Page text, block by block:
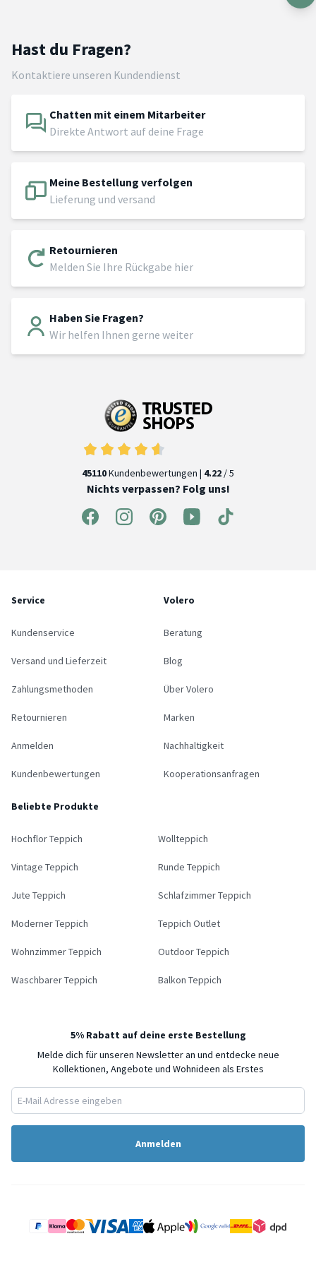
Hast du Fragen?
Kontaktiere unseren Kundendienst
Chatten mit einem Mitarbeiter
Direkte Antwort auf deine Frage
Meine Bestellung verfolgen
Lieferung und versand
Retournieren
Melden Sie Ihre Rückgabe hier
Haben Sie Fragen?
Wir helfen Ihnen gerne weiter
45110Kundenbewertungen | 4.22 / 5
Nichts verpassen? Folg uns!
Service
Kundenservice
Versand und Lieferzeit
Zahlungsmethoden
Retournieren
Anmelden
Kundenbewertungen
Volero
Beratung
Blog
Über Volero
Marken
Nachhaltigkeit
Kooperationsanfragen
Beliebte Produkte
Hochflor Teppich Wollteppich
Vintage Teppich Runde Teppich
Jute Teppich Schlafzimmer Teppich
Moderner Teppich Teppich Outlet
Wohnzimmer Teppich Outdoor Teppich
Waschbarer Teppich Balkon Teppich
5% Rabatt auf deine erste Bestellung
Melde dich für unseren Newsletter an und entdecke neue
Kollektionen, Angebote und Wohnideen als Erstes
Anmelden